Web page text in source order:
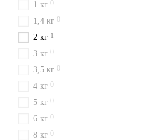
1 кг 0
1,4 кг 0
2 кг 1
3 кг 0
3,5 кг 0
4 кг 0
5 кг 0
6 кг 0
8 кг 0